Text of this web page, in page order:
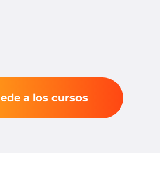
a los cursos